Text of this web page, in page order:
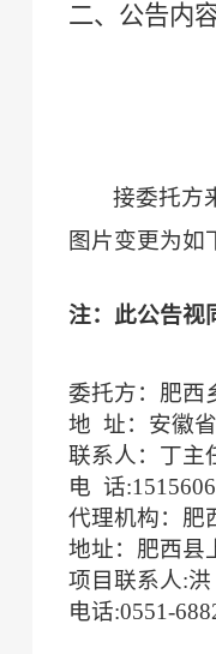
二、公告内
接委托方
图片变更为如
注：此公告视
委托方：肥西
地 址：安徽
联系人：丁主
电 话
代理机构：肥
地址：肥西县
项目联系人:洪
电话:0551-